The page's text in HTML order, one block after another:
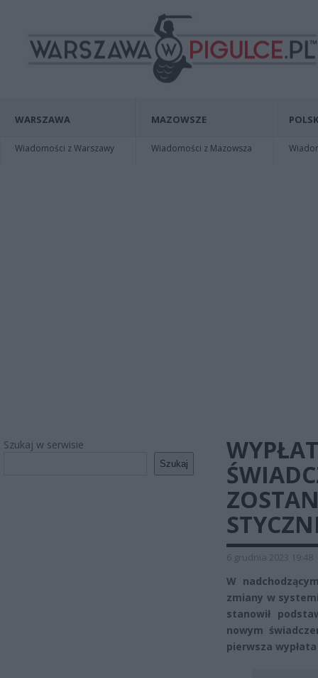
WARSZAWA
Wiadomości z Warszawy
MAZOWSZE
Wiadomości z Mazowsza
Szukaj w serwisie
Szukaj
6 grudnia 2023 19:48
W
zmiany w
stanowił
nowym
pierwsza